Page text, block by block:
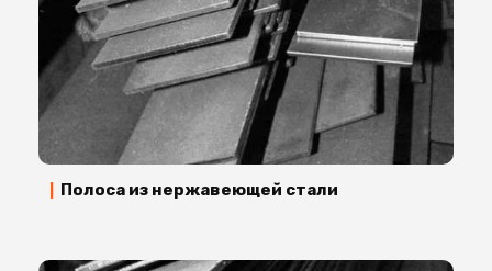
Полоса из нержавеющей стали